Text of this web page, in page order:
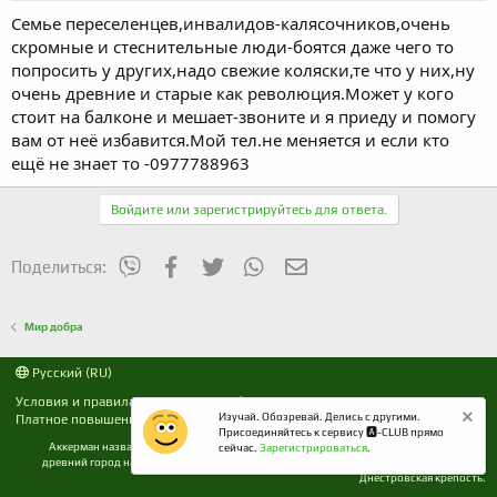
Семье переселенцев,инвалидов-калясочников,очень
скромные и стеснительные люди-боятся даже чего то
попросить у других,надо свежие коляски,те что у них,ну
очень древние и старые как революция.Может у кого
стоит на балконе и мешает-звоните и я приеду и помогу
вам от неё избавится.Мой тел.не меняется и если кто
ещё не знает то -0977788963
Войдите или зарегистрируйтесь для ответа.
Поделиться: mes_viberFacebook
Twitter WhatsAppЭлектронная почта
Мир добра
Русский (RU)
Условия и правила
Политика конфиденциальности
Платное повышение
Помощь
R
S
S
Аккерман название города Белгород-Днестровский до 1944 года. Расположен наш
древний город на берегу Днестровского лимана в Одесской области где и Белгород-
Днестровская крепость.
Изучай. Обозревай. Делись с другими.
Присоединяйтесь к сервису 🅰️-CLUB прямо
сейчас. Зарегистрироваться